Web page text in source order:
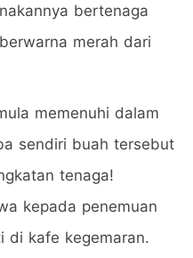
bertenaga
merah dari
memenuhi dalam
sendiri buah tersebut
tenaga!
kepada penemuan
di kafe kegemaran.